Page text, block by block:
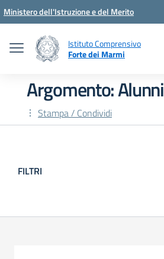
Vai ai contenuti
Vai al menu di navigazione
Vai al footer
Ministero dell'Istruzione e del Merito
Istituto Comprensivo
Forte dei Marmi
Argomento: Alunni
Stampa / Condividi
FILTRI